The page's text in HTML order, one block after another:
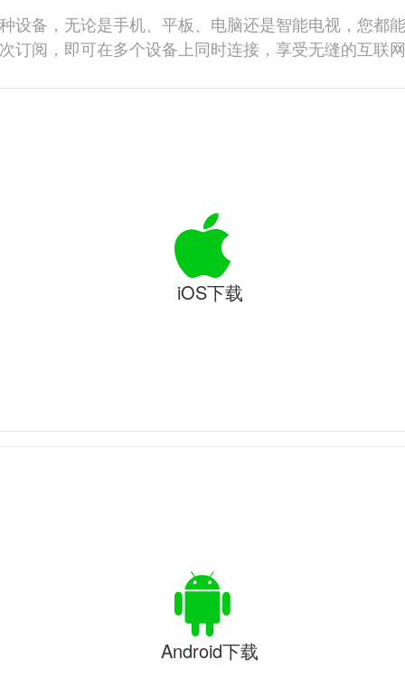
设备，无论是手机、平板、电脑还是智能电视，您都
订阅，即可在多个设备上同时连接，享受无缝的互联
iOS下载
Android下载